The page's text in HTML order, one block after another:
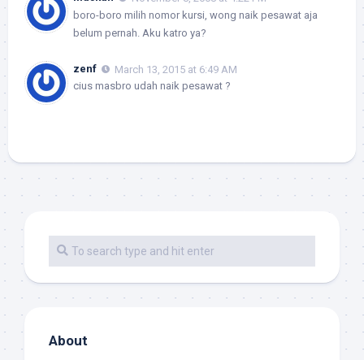
boro-boro milih nomor kursi, wong naik pesawat aja
belum pernah. Aku katro ya?
zenf
March 13, 2015 at 6:49 AM
cius masbro udah naik pesawat ?
About